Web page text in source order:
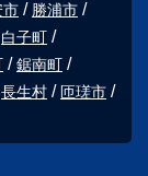
市
勝浦市
白子町
鋸南町
長生村
匝瑳市